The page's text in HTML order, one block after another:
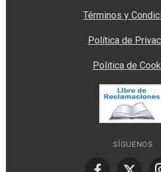
Términos y
Política de
Politica de
SÍGUENOS